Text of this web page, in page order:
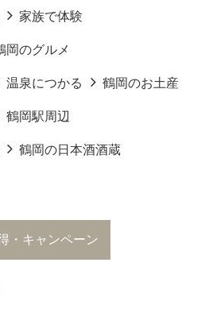
家族で体験
岡のグルメ
温泉につかる 鶴岡のお土産
鶴岡駅周辺
鶴岡の日本酒酒蔵
・キャンペーン